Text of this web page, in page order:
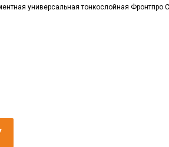
универсальная тонкослойная Фронтпро